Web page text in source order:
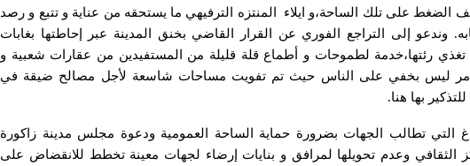
الضغط على تلك الساحة،و ايلاء المنتزه الترفيهي ما يستحقه من عناية و تتبع و رصد
وندعو إلى التراجع الفوري عن القرار القاضي بخنق المدينة عبر إحاطتها بغابات
رئتها،خدمة لطموحات و أطماع قلة قليلة من المستفيدين من عقارات شعبية و
أمر ليس بخفي على الناس حيث تم تفويت مساحات شاسعة لأجل مصالح ضيقة في
بها هنا.
التي تطالب الجهات بضرورة حماية الساحة العمومية ودعوة مجلس مدينة زاكورة
الثقافي وعدم تحويلها لمرافق و بنايات إرضاء لجهات معينة تخطط للانقضاض على